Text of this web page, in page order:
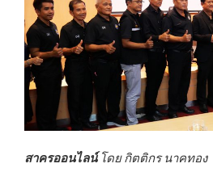
สาครออนไลน์ โดย กิตติกร นาคทอง